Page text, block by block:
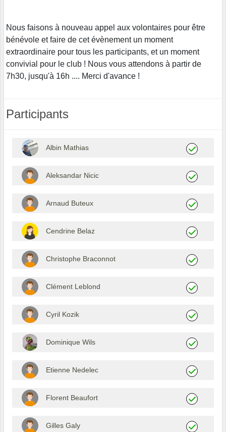
Nous faisons à nouveau appel aux volontaires pour être
bénévole et faire de cet évènement un moment
extraordinaire pour tous les participants, et un moment
convivial pour le club ! Nous vous attendons à partir de
7h30, jusqu'à 16h .... Merci d'avance !
Participants
Albin Mathias
Aleksandar Nicic
Arnaud Buteux
Cendrine Belaz
Christophe Braconnot
Clément Leblond
Cyril Kozik
Dominique Wils
Etienne Nedelec
Florent Beaufort
Gilles Galy